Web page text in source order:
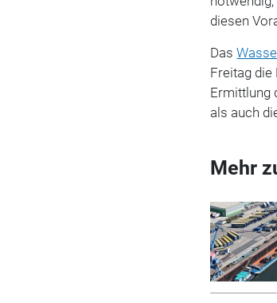
diesen
Das
Freitag die
Ermittlung
als auch
Mehr